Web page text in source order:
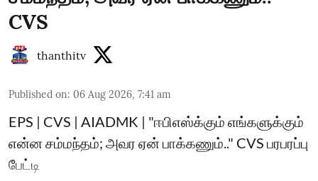
CVS
thanthitv
Published on: 06 Aug 2026, 7:41 am
EPS | CVS | AIADMK | "ஈபிஎஸ்க்கும் எங்களுக்கும்
என்ன சம்மந்தம்; அவர ஏன் பாக்கணும்.." CVS பரபரப்பு
பேட்டி